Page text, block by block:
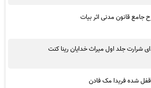
جامع قانون مدنی اثر بیات
شرارت جلد اول میراث خدایان رینا کنت
قفل شده فریدا مک فادن